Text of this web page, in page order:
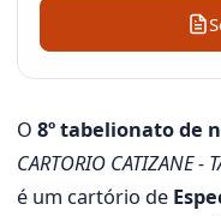
O 8º tabelionato de
CARTORIO CATIZANE -
é um cartório de